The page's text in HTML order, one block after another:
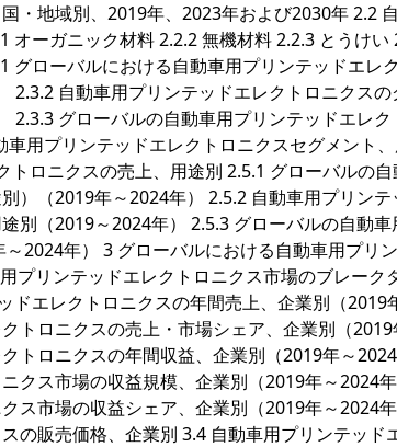
・地域別、2019年、2023年および2030年 2.2
オーガニック材料 2.2.2 無機材料 2.2.3 とうけい
グローバルにおける自動車用プリンテッドエレ
2.3.2 自動車用プリンテッドエレクトロニクス
2.3.3 グローバルの自動車用プリンテッドエレ
用プリンテッドエレクトロニクスセグメント
ロニクスの売上、用途別 2.5.1 グローバルの
）（2019年～2024年） 2.5.2 自動車用プリン
別（2019～2024年） 2.5.3 グローバルの自動
2024年） 3 グローバルにおける自動車用プリ
プリンテッドエレクトロニクス市場のブレーク
ドエレクトロニクスの年間売上、企業別（2019
トロニクスの売上・市場シェア、企業別（
トロニクスの年間収益、企業別（2019年～
クス市場の収益規模、企業別（2019年～2024
ス市場の収益シェア、企業別（2019年～2024
の販売価格、企業別 3.4 自動車用プリンテッド